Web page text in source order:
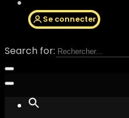
Se connecter
Search for: